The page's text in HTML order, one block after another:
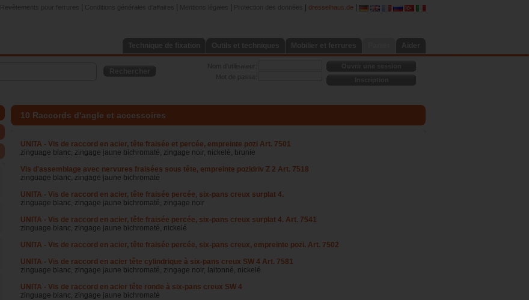
Revêtements pour ferrures Conditions générales d'affaires Mentions légales Protection des données dresselhaus.de
Nom d'utilisateur:
Mot de passe:
10 Raccords d'angle et accessoires
UNITA - Vis de raccord en acier, tête fraisée et percée, empreinte pozi Art. 7501
zinguage blanc, zingage jaune bichromaté, zingage noir, nickelé, brunie
Vis d'assemblage avec nervures fraisées sous tête, empreinte pozidriv Z 2 Art. 7518
zinguage blanc, zingage jaune bichromaté
UNITA - Vis de raccord en acier, tête fraisée percée, six-pans creux surplat 4.
zinguage blanc, zingage jaune bichromaté, zingage noir
UNITA - Vis de raccord en acier, tête fraisée percée, six-pans creux surplat 4. Art. 7541
zinguage blanc, zingage jaune bichromaté, nickelé
UNITA - Vis de raccord en acier, tête fraisée percée, six-pans creux, empreinte pozi. Art. 7502
UNITA - Vis de raccord en acier tête cylindrique à six-pans creux SW 4 Art. 7581
zinguage blanc, zingage jaune bichromaté, zingage noir, laitonné, nickelé
UNITA - Vis de raccord en acier tête ronde à six-pans creux SW 4
zinguage blanc, zingage jaune bichromaté